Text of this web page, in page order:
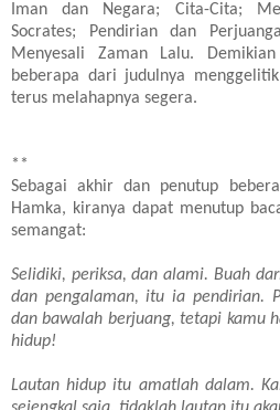
Iman dan Negara; Cita-Cita;
Socrates; Pendirian dan
Menyesali Zaman Lalu.
beberapa dari judulnya
terus melahapnya segera.
**
Sebagai akhir dan penutup
Hamka, kiranya dapat menutup
semangat:
Selidiki, periksa, dan alami. Buah
dan pengalaman, itu ia pendirian.
dan bawalah berjuang, tetapi kamu
hidup!
Lautan hidup itu amatlah dalam.